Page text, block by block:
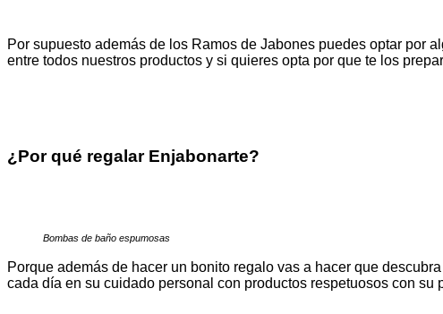
Por supuesto además de los Ramos de Jabones puedes optar por
entre todos nuestros productos y si quieres opta por que te los
¿Por qué regalar Enjabonarte?
Bombas de baño espumosas
Porque además de hacer un bonito regalo vas a hacer que
cada día en su cuidado personal con productos respetuosos con